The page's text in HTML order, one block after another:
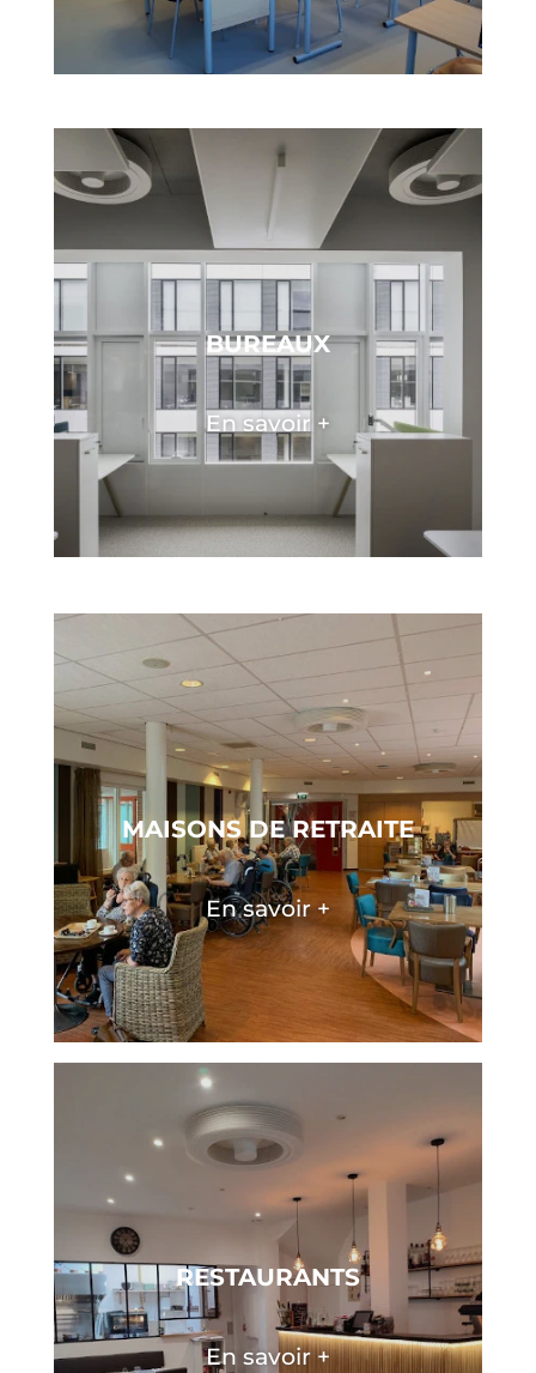
BUREAUX
En savoir +
MAISONS DE RETRAITE
En savoir +
RESTAURANTS
En savoir +